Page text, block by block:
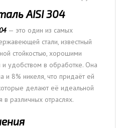
AISI 304
— это один из самых
стали, известный
стойкостью, хорошими
и удобством в обработке. Она
8% никеля, что придаёт ей
делают её идеальной
различных отраслях.